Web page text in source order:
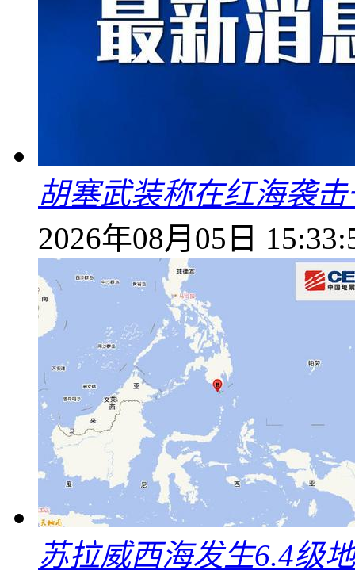
胡塞武装称在红海袭
2026年08月05日
苏拉威西海发生6.4级